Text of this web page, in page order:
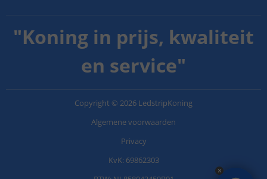
"Koning in prijs, kwaliteit
en service"
Copyright © 2026 LedstripKoning
Algemene voorwaarden
Privacy
KvK: 69862303